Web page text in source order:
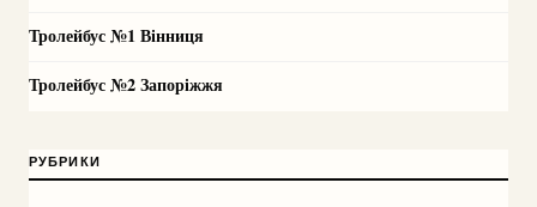
Тролейбус №1 Вінниця
Тролейбус №2 Запоріжжя
РУБРИКИ